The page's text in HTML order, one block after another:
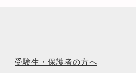
受験生・保護者の方へ